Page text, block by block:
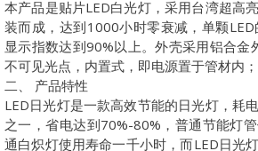
本产品是贴片LED白光灯，采用台湾超高
装而成，达到1000小时零衰减，单颗LED
显示指数达到90%以上。外壳采用铝合金
不可见光点，内置式，即电源置于管材内
二、 产品特性
LED日光灯是一款高效节能的日光灯，耗
之一，省电达到70%-80%，普通节能灯
通白炽灯使用寿命一千小时，而LED日光